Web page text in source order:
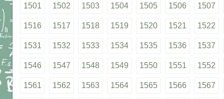
1501 1502 1503 1504 1505 1506 1507
1516 1517 1518 1519 1520 1521 1522
1531 1532 1533 1534 1535 1536 1537
1546 1547 1548 1549 1550 1551 1552
1561 1562 1563 1564 1565 1566 1567